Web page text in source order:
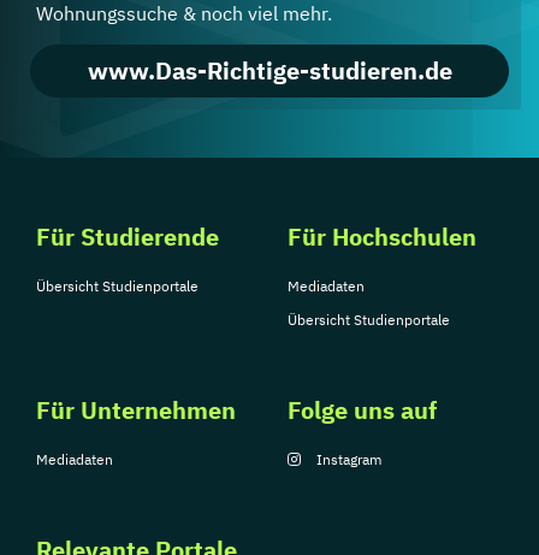
Wohnungssuche & noch viel mehr.
www.Das-Richtige-studieren.de
Für Studierende
Übersicht Studienportale
Für Hochschulen
Mediadaten
Übersicht Studienportale
Für Unternehmen
Mediadaten
Folge uns auf
Instagram